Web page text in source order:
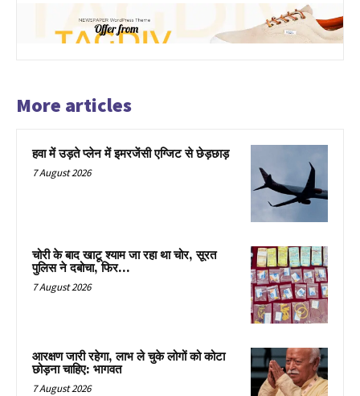
More articles
हवा में उड़ते प्लेन में इमरजेंसी एग्जिट से छेड़छाड़
7 August 2026
चोरी के बाद खाटू श्याम जा रहा था चोर, सूरत
पुलिस ने दबोचा, फिर…
7 August 2026
आरक्षण जारी रहेगा, लाभ ले चुके लोगों को कोटा
छोड़ना चाहिए: भागवत
7 August 2026